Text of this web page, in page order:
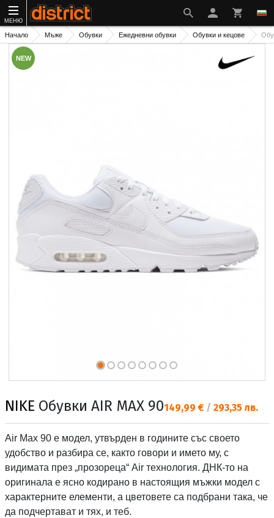
МЕНЮ
Начало Мъже Обувки Ежедневни обувки Обувки и кецове
NEW
NIKE Обувки AIR MAX 90Текуща цена:
149,99 € / 293,35 лв.
Air Max 90 е модел, утвърден в годините със своето
удобство и разбира се, както говори и името му, с
видимата през „прозореца“ Air технология. ДНК-то на
оригинала е ясно кодирано в настоящия мъжки модел с
характерните елементи, а цветовете са подбрани така, че
да подчертават и тях, и теб.